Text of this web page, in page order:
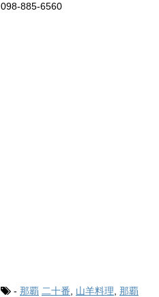
098-885-6560
- 那覇 二十番 山羊料理 那覇